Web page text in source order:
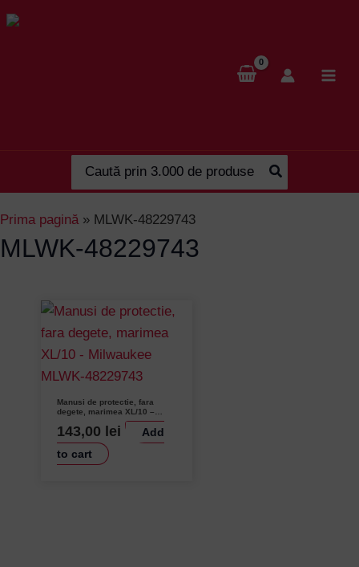
Skip
to
for:
Prima pagină» MLWK-48229743
MLWK-48229743
Manusi de protectie, fara
degete, marimea XL/10 –
Milwaukee MLWK-48229743
143,00 lei
Add
to cart